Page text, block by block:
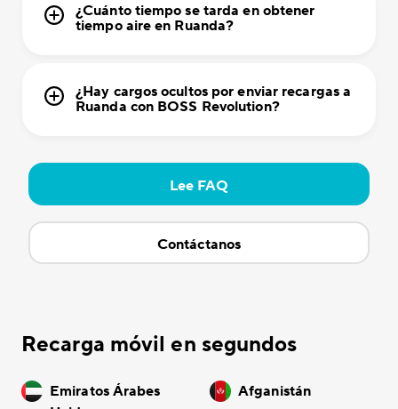
¿Cuánto tiempo se tarda en obtener
tiempo aire en Ruanda?
¿Hay cargos ocultos por enviar recargas a
Ruanda con BOSS Revolution?
Lee FAQ
Contáctanos
Recarga móvil en segundos
Emiratos Árabes
Afganistán